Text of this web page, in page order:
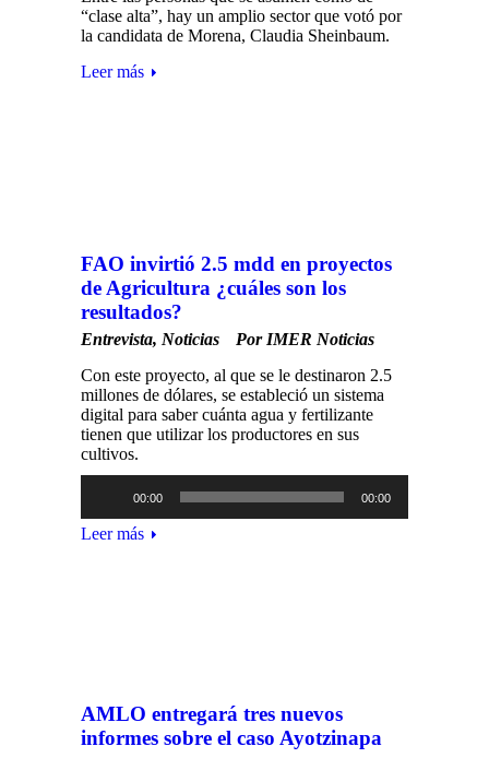
“clase alta”, hay un amplio sector que votó por
la candidata de Morena, Claudia Sheinbaum.
Leer más
FAO invirtió 2.5 mdd en proyectos
de Agricultura ¿cuáles son los
resultados?
Entrevista, Noticias Por IMER Noticias
Con este proyecto, al que se le destinaron 2.5
millones de dólares, se estableció un sistema
digital para saber cuánta agua y fertilizante
tienen que utilizar los productores en sus
cultivos.
audio
00:00 00:00
Leer más
AMLO entregará tres nuevos
informes sobre el caso Ayotzinapa